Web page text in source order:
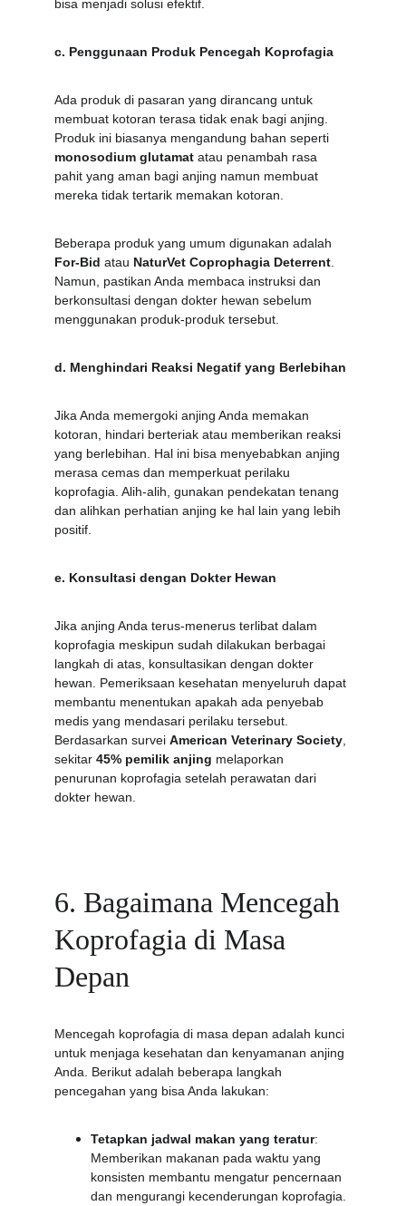
bisa menjadi solusi efektif.
c. Penggunaan Produk Pencegah Koprofagia
Ada produk di pasaran yang dirancang untuk
membuat kotoran terasa tidak enak bagi anjing.
Produk ini biasanya mengandung bahan seperti
monosodium glutamat atau penambah rasa
pahit yang aman bagi anjing namun membuat
mereka tidak tertarik memakan kotoran.
Beberapa produk yang umum digunakan adalah
For-Bid atau NaturVet Coprophagia Deterrent
Namun, pastikan Anda membaca instruksi dan
berkonsultasi dengan dokter hewan sebelum
menggunakan produk-produk tersebut.
d. Menghindari Reaksi Negatif yang Berlebihan
Jika Anda memergoki anjing Anda memakan
kotoran, hindari berteriak atau memberikan reaksi
yang berlebihan. Hal ini bisa menyebabkan anjing
merasa cemas dan memperkuat perilaku
koprofagia. Alih-alih, gunakan pendekatan tenang
dan alihkan perhatian anjing ke hal lain yang lebih
positif.
e. Konsultasi dengan Dokter Hewan
Jika anjing Anda terus-menerus terlibat dalam
koprofagia meskipun sudah dilakukan berbagai
langkah di atas, konsultasikan dengan dokter
hewan. Pemeriksaan kesehatan menyeluruh dapat
membantu menentukan apakah ada penyebab
medis yang mendasari perilaku tersebut.
Berdasarkan survei American Veterinary Society
sekitar 45% pemilik anjing melaporkan
penurunan koprofagia setelah perawatan dari
dokter hewan.
6. Bagaimana Mencegah
Koprofagia di Masa
Depan
Mencegah koprofagia di masa depan adalah kunci
untuk menjaga kesehatan dan kenyamanan anjing
Anda. Berikut adalah beberapa langkah
pencegahan yang bisa Anda lakukan:
Tetapkan jadwal makan yang teratur:
Memberikan makanan pada waktu yang
konsisten membantu mengatur pencernaan
dan mengurangi kecenderungan koprofagia.